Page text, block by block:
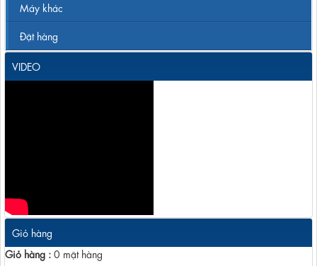
Máy khác
Đặt hàng
VIDEO
Giỏ hàng
Giỏ hàng : 0 mặt hàng